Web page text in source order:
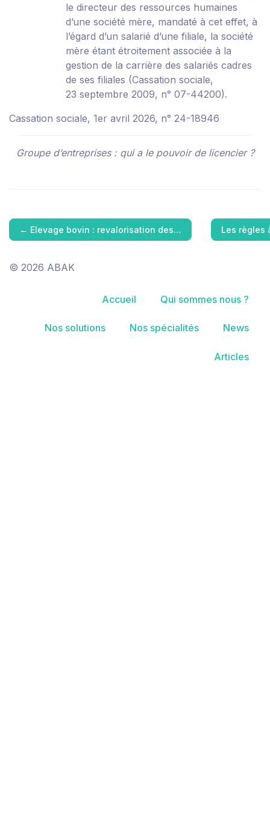
le directeur des ressources humaines
d’une société mère, mandaté à cet effet, à
l’égard d’un salarié d’une filiale, la société
mère étant étroitement associée à la
gestion de la carrière des salariés cadres
de ses filiales (Cassation sociale,
23 septembre 2009, n° 07-44200).
Cassation sociale, 1er avril 2026, n° 24-18946
Groupe d’entreprises : qui a le pouvoir de licencier ?
← Elevage bovin : revalorisation des… Les règles
© 2026 ABAK
Accueil Qui sommes nous ?
Nos solutions Nos spécialités News
Articles